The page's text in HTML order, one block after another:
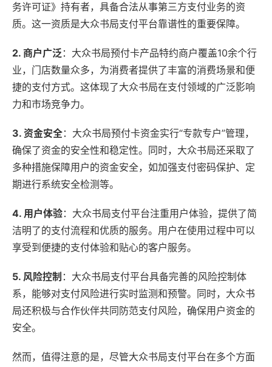
务许可证》持有者，具备合法从事第三方支付业务的资
质。这一资质是大众书局支付平台靠谱性的重要保障。
2. 商户广泛：大众书局预付卡产品特约商户覆盖10余个行
业，门店数量众多，为消费者提供了丰富的消费场景和便
捷的支付方式。这体现了大众书局在支付领域的广泛影响
力和市场竞争力。
3. 资金安全：大众书局预付卡资金实行“专款专户”管理，
确保了资金的安全性和稳定性。同时，大众书局还采取了
多种措施保障用户的资金安全，如加强支付密码保护、定
期进行系统安全检测等。
4. 用户体验：大众书局支付平台注重用户体验，提供了简
洁明了的支付流程和优质的服务。用户在使用过程中可以
享受到便捷的支付体验和贴心的客户服务。
5. 风险控制 ：大众书局支付平台具备完善的风险控制体
系，能够对支付风险进行实时监测和预警。同时，大众书
局还积极与合作伙伴共同防范支付风险，确保用户资金的
安全。
然而，值得注意的是，尽管大众书局支付平台在多个方面